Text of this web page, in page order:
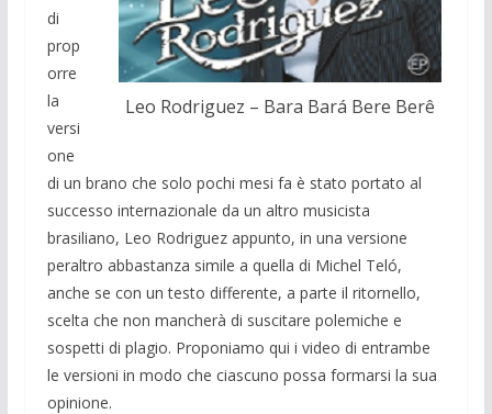
Leo Rodriguez – Bara Bará Bere Berê
di
prop
orre
la
versi
one
di un brano che solo pochi mesi fa è stato portato al
successo internazionale da un altro musicista
brasiliano, Leo Rodriguez appunto, in una versione
peraltro abbastanza simile a quella di Michel Teló,
anche se con un testo differente, a parte il ritornello,
scelta che non mancherà di suscitare polemiche e
sospetti di plagio. Proponiamo qui i video di entrambe
le versioni in modo che ciascuno possa formarsi la sua
opinione.